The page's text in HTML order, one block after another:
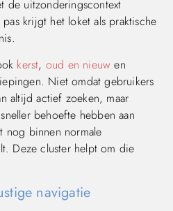
de uitzonderingscontext
krijgt het loket als praktische
kerst, oud en nieuw en
Niet omdat gebruikers
altijd actief zoeken, maar
behoefte hebben aan
nog binnen normale
Deze cluster helpt om die
navigatie